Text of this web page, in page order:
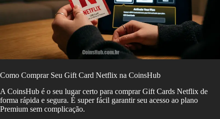
Como Comprar Seu Gift Card Netflix na CoinsHub
A CoinsHub é o seu lugar certo para comprar Gift Cards Netflix de
forma rápida e segura. É super fácil garantir seu acesso ao plano
Premium sem complicação.